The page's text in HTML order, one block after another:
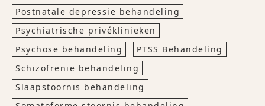
Postnatale depressie behandeling
Psychiatrische privéklinieken
Psychose behandeling
PTSS Behandeling
Schizofrenie behandeling
Slaapstoornis behandeling